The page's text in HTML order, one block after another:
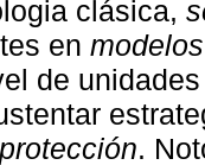
clásica,
en
de
protección.